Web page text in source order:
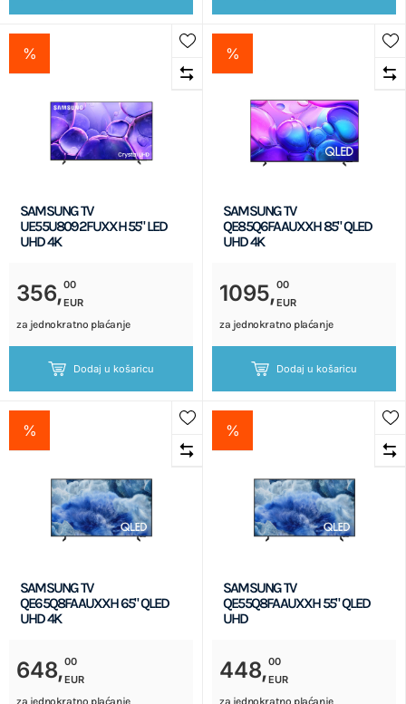
%
SAMSUNG TV
UE55U8092FUXXH 55" LED
UHD 4K
356,00
EUR
za jednokratno plaćanje
Dodaj u košaricu
%
SAMSUNG TV
QE85Q6FAAUXXH 85" QLED
UHD 4K
1095,00
EUR
za jednokratno plaćanje
Dodaj u košaricu
%
SAMSUNG TV
QE65Q8FAAUXXH 65" QLED
UHD 4K
648,00
EUR
%
SAMSUNG TV
QE55Q8FAAUXXH 55" QLED
UHD
448,00
EUR